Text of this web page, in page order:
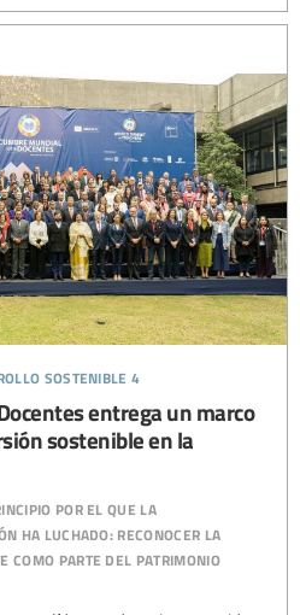
sostenible 4
entrega un marco
sostenible en la
por el que la
ha luchado: reconocer la
como parte del patrimonio